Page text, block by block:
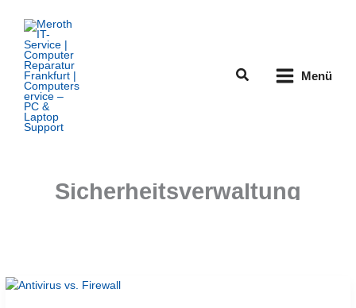
Inhalt
springen
Suchen Menü
Sicherheitsverwaltung